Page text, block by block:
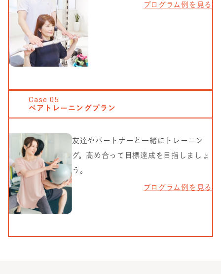
プログラム例を見る
Case05
ペアトレーニングプラン
友達やパートナーと一緒にトレーニン
グ。高め合って目標達成を目指しましょ
う。
プログラム例を見る